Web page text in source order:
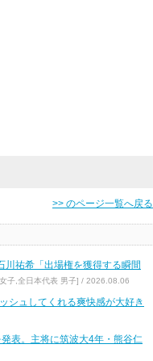
>> のページ一覧へ戻る
川祐希「出場権を獲得する瞬間
子,全日本代表 男子] / 2026.08.06
シュしてくれる爽快感が大好き
表。主将に筑波大4年・熊谷仁